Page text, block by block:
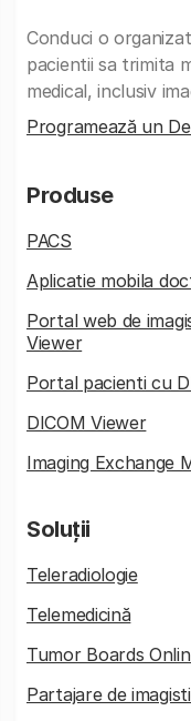
Conduci o
pacientii sa trimita
medical, inclusiv
Programează un
Produse
PACS
Aplicatie mobila
Portal web de
Viewer
Portal pacienti cu
DICOM Viewer
Imaging Exchange
Soluții
Teleradiologie
Telemedicină
Tumor Boards
Partajare de